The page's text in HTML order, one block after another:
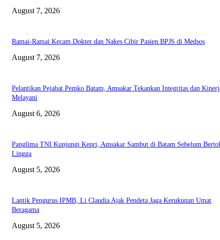
August 7, 2026
Ramai-Ramai Kecam Dokter dan Nakes Cibir Pasien BPJS di Medsos
August 7, 2026
Pelantikan Pejabat Pemko Batam, Amsakar Tekankan Integritas dan
Melayani
August 6, 2026
Panglima TNI Kunjungi Kepri, Amsakar Sambut di Batam Sebelum
Lingga
August 5, 2026
Lantik Pengurus IPMB, Li Claudia Ajak Pendeta Jaga Kerukunan Umat
Beragama
August 5, 2026